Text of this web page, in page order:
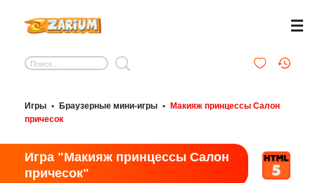
Игры • Браузерные мини-игры •
Макияж принцессы Салон
причесок
Игра "Макияж принцессы Салон
причесок"